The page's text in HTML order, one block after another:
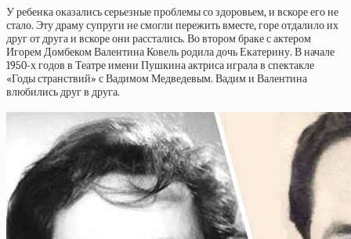
У ребенка оказались серьезные проблемы со здоровьем, и вскоре его не
стало. Эту драму супруги не смогли пережить вместе, горе отдалило их
друг от друга и вскоре они расстались. Во втором браке с актером
Игорем Домбеком Валентина Ковель родила дочь Екатерину. В начале
1950-х годов в Театре имени Пушкина актриса играла в спектакле
«Годы странствий» с Вадимом Медведевым. Вадим и Валентина
влюбились друг в друга.